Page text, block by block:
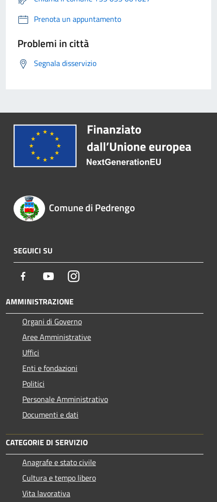
Prenota un appuntamento
Problemi in città
Segnala disservizio
Comune di Pedrengo
SEGUICI SU
Facebook YoutubeInstagram
AMMINISTRAZIONE
Organi di Governo
Aree Amministrative
Uffici
Enti e fondazioni
Politici
Personale Amministrativo
Documenti e dati
CATEGORIE DI SERVIZIO
Anagrafe e stato civile
Cultura e tempo libero
Vita lavorativa